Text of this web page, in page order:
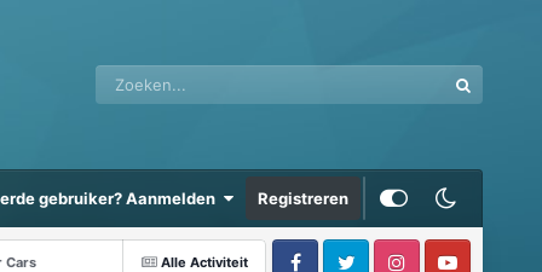
gebruiker? Aanmelden Registreren
Alle Activiteit
Cars